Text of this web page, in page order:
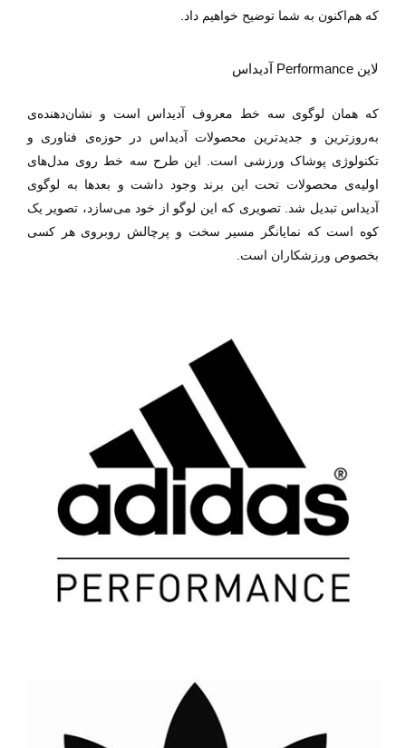
که هم‌اکنون به شما توضیح خواهیم داد.
لاین Performance آدیداس
که همان لوگوی سه خط معروف آدیداس است و نشان‌دهنده‌ی
به‌روز‌ترین و جدید‌ترین محصولات آدیداس در حوزه‌ی فناوری و
تکنولوژی پوشاک ورزشی است. این طرح سه خط روی مدل‌های
اولیه‌ی محصولات تحت این برند وجود داشت و بعد‌ها به لوگوی
آدیداس تبدیل شد. تصویری که این لوگو از خود می‌سازد، تصویر یک
کوه است که نمایانگر مسیر سخت و پر‌چالش روبروی هر کسی
بخصوص ورزشکاران است.